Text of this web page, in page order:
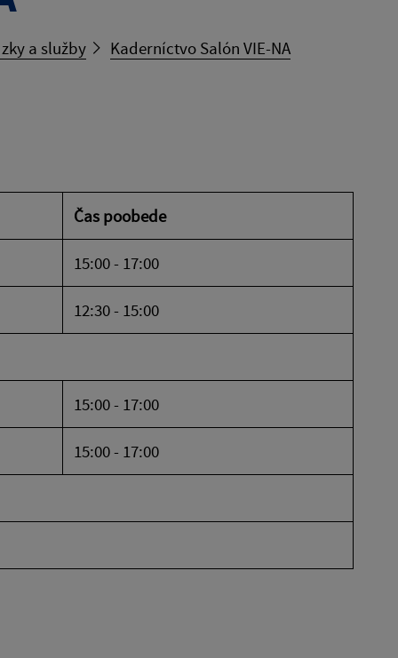
a služby Kaderníctvo Salón VIE-NA
Čas poobede
15:00 - 17:00
12:30 - 15:00
15:00 - 17:00
15:00 - 17:00